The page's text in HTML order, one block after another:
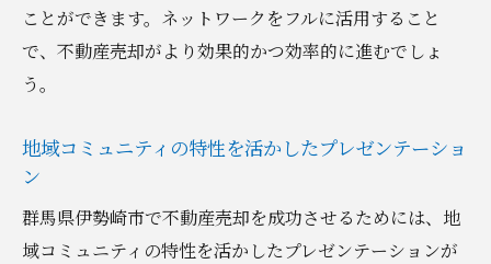
ことができます。ネットワークをフルに活用すること
で、不動産売却がより効果的かつ効率的に進むでしょ
う。
地域コミュニティの特性を活かしたプレゼンテーショ
ン
群馬県伊勢崎市で不動産売却を成功させるためには、地
域コミュニティの特性を活かしたプレゼンテーションが